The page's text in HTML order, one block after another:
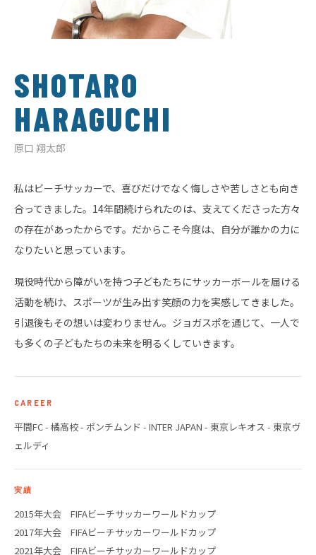
SHOTARO
HARAGUCHI
原口 翔太郎
私はビーチサッカーで、喜びだけでなく悔しさや苦しさとも向き
合ってきました。14年間続けられたのは、支えてくださった方々
の存在があったからです。だからこそ今度は、自分が誰かの力に
なりたいと思っています。
現役時代から障がいを持つ子どもたちにサッカーボールを届ける
活動を続け、スポーツが生み出す笑顔の力を実感してきました。
引退後もその想いは変わりません。ジョガスポを通じて、一人で
も多くの子どもたちの未来を明るくしていきます。
CAREER
平間FC - 橘高校 - ポンチムンド - INTER JAPAN - 東京レキオス - 東京ヴ
ェルディ
実績
2015年大会 FIFAビーチサッカーワールドカップ
2017年大会 FIFAビーチサッカーワールドカップ
2021年大会 FIFAビーチサッカーワールドカップ